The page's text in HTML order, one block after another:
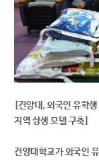
[건양대, 외국인 유학
지역 상생 모델 구축]
건양대학교가 외국인